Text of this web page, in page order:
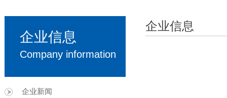
企业信息
Company information
企业新闻
企业信息